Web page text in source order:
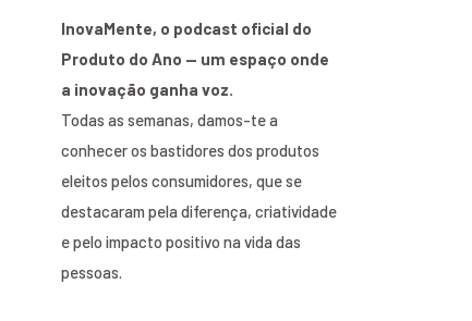
InovaMente, o podcast oficial do
Produto do Ano — um espaço onde
a inovação ganha voz.
Todas as semanas, damos-te a
conhecer os bastidores dos produtos
eleitos pelos consumidores, que se
destacaram pela diferença, criatividade
e pelo impacto positivo na vida das
pessoas.